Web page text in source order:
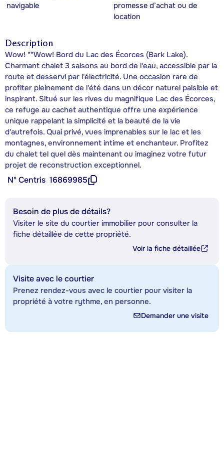
navigable
promesse d’achat ou de
location
Description
Wow! **Wow! Bord du Lac des Écorces (Bark Lake).
Charmant chalet 3 saisons au bord de l'eau, accessible par la
route et desservi par l'électricité. Une occasion rare de
profiter pleinement de l'été dans un décor naturel paisible et
inspirant. Situé sur les rives du magnifique Lac des Écorces,
ce refuge au cachet authentique offre une expérience
unique rappelant la simplicité et la beauté de la vie
d'autrefois. Quai privé, vues imprenables sur le lac et les
montagnes, environnement intime et enchanteur. Profitez
du chalet tel quel dès maintenant ou imaginez votre futur
projet de reconstruction exceptionnel.
Nº Centris 16869985
Besoin de plus de détails?
Visiter le site du courtier immobilier pour consulter la
fiche détaillée de cette propriété.
Voir la fiche détaillée
Visite avec le courtier
Prenez rendez-vous avec le courtier pour visiter la
propriété à votre rythme, en personne.
Demander une visite